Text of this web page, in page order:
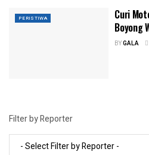
PERISTIWA
Curi
Boyong
BYGALA
Filter by Reporter